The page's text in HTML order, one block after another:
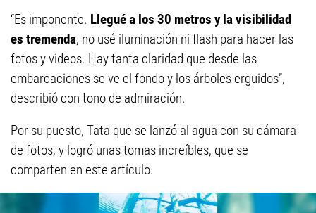
“Es imponente. Llegué a los 30 metros y la visibilidad
es tremenda, no usé iluminación ni flash para hacer las
fotos y videos. Hay tanta claridad que desde las
embarcaciones se ve el fondo y los árboles erguidos”,
describió con tono de admiración.
Por su puesto, Tata que se lanzó al agua con su cámara
de fotos, y logró unas tomas increíbles, que se
comparten en este artículo.